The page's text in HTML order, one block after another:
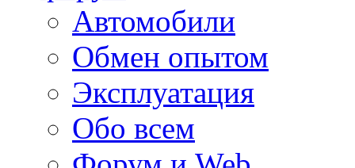
Автомобили
Обмен опытом
Эксплуатация
Обо всем